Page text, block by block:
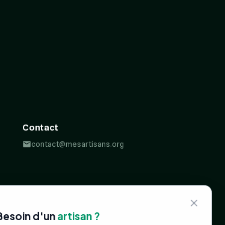
d'unartisan ?
Contact
contact@mesartisans.org